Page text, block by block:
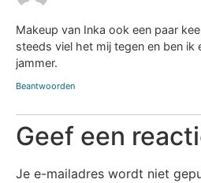
Makeup van Inka ook een paar
steeds viel het mij tegen en ben ik
jammer.
Beantwoorden
Geef een
Je e-mailadres wordt niet